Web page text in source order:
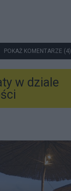
POKAŻ KOMENTARZE (4)
w dziale